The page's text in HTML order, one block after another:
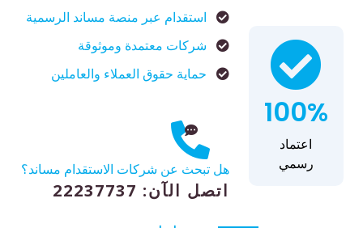
100%
اعتماد
رسمي
استقدام عبر منصة مساند الرسمية
شركات معتمدة وموثوقة
حماية حقوق العملاء والعاملين
هل تبحث عن شركات الاستقدام مساند؟
اتصل الآن: 22237737